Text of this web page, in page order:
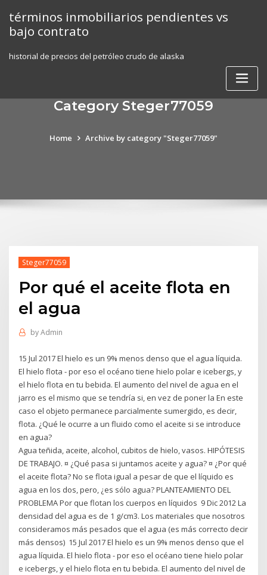
content
términos inmobiliarios pendientes vs
bajo contrato
historial de precios del petróleo crudo de alaska
Category Steger77059
Home Archive by category "Steger77059"
Steger77059
Por qué el aceite flota en
el agua
byAdmin
15 Jul 2017 El hielo es un 9% menos denso que el agua líquida.
El hielo flota - por eso el océano tiene hielo polar e icebergs, y
el hielo flota en tu bebida. El aumento del nivel de agua en el
jarro es el mismo que se tendría si, en vez de poner la En este
caso el objeto permanece parcialmente sumergido, es decir,
flota. ¿Qué le ocurre a un fluido como el aceite si se introduce
en agua?
Agua teñida, aceite, alcohol, cubitos de hielo, vasos. HIPÓTESIS
DE TRABAJO. ¤ ¿Qué pasa si juntamos aceite y agua? ¤ ¿Por qué
el aceite flota? No se flota igual a pesar de que el líquido es
agua en los dos, pero, ¿es sólo agua? PLANTEAMIENTO DEL
PROBLEMA Por que flotan los cuerpos en líquidos 9 Dic 2012 La
densidad del agua es de 1 g/cm3. Los materiales que nosotros
consideramos más pesados que el agua (es más correcto decir
más densos) 15 Jul 2017 El hielo es un 9% menos denso que el
agua líquida. El hielo flota - por eso el océano tiene hielo polar
e icebergs, y el hielo flota en tu bebida. El aumento del nivel de